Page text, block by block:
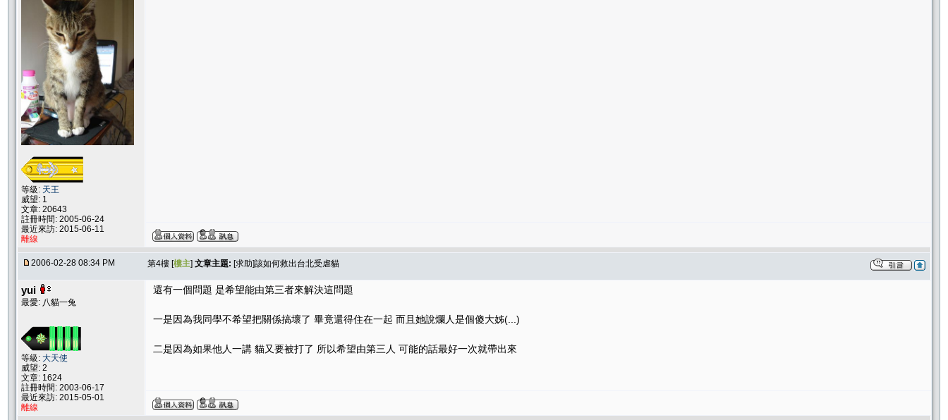
等級: 天王
威望: 1
文章: 20643
註冊時間: 2005-06-24
最近來訪: 2015-06-11
離線
2006-02-28 08:34 PM 第4樓 [樓主] 文章主題: [求助]該如何救出台北受虐貓
yui
最愛: 八貓一兔
等級: 大天使
威望: 2
文章: 1624
註冊時間: 2003-06-17
最近來訪: 2015-05-01
離線
還有一個問題 是希望能由第三者來解決這問題
一是因為我同學不希望把關係搞壞了 畢竟還得住在一起 而且她說爛人是個傻大姊(...)
二是因為如果他人一講 貓又要被打了 所以希望由第三人 可能的話最好一次就帶出來